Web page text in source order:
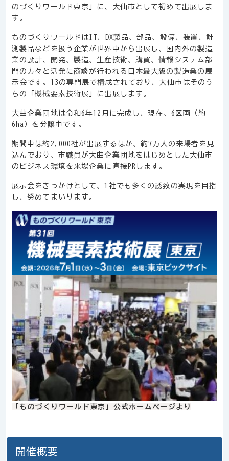
のづくりワールド東京」に、大仙市として初めて出展しま
す。
ものづくりワールドはIT、DX製品、部品、設備、装置、計
測製品などを扱う企業が世界中から出展し、国内外の製造
業の設計、開発、製造、生産技術、購買、情報システム部
門の方々と活発に商談が行われる日本最大級の製造業の展
示会です。13の専門展で構成されており、大仙市はそのう
ちの「機械要素技術展」に出展します。
大曲企業団地は令和6年12月に完成し、現在、6区画（約
6ha）を分譲中です。
期間中は約2,000社が出展するほか、約7万人の来場者を見
込んでおり、市職員が大曲企業団地をはじめとした大仙市
のビジネス環境を来場企業に直接PRします。
展示会をきっかけとして、1社でも多くの誘致の実現を目指
し、努めてまいります。
「ものづくりワールド東京」公式ホームページより
開催概要